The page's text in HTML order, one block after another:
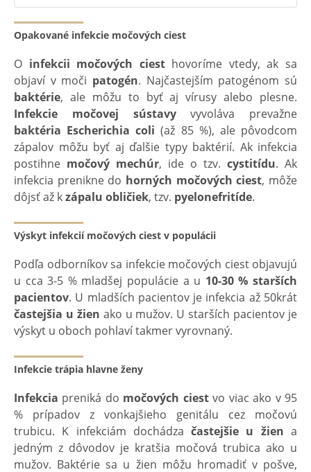
Opakované infekcie močových ciest
O infekcii močových ciesthovoríme vtedy, ak sa
objaví v moči patogén. Najčastejším patogénom sú
baktérie, ale môžu to byť aj vírusy alebo plesne.
Infekcie močovej sústavyvyvoláva prevažne
baktéria Escherichia coli (až 85 %), ale pôvodcom
zápalov môžu byť aj ďalšie typy baktérií. Ak infekcia
postihne močový mechúr, ide o tzv. cystitídu. Ak
infekcia prenikne do horných močových ciest, môže
dôjsť až kzápalu obličiek, tzv. pyelonefritíde.
Výskyt infekcií močových ciest v populácii
Podľa odborníkov sa infekcie močových ciest objavujú
u cca 3-5 % mladšej populácie a u 10-30 % starších
pacientov. U mladších pacientov je infekcia až 50krát
častejšia u žien ako u mužov. U starších pacientov je
výskyt u oboch pohlaví takmer vyrovnaný.
Infekcie trápia hlavne ženy
Infekcia preniká do močových ciestvo viac ako v 95
% prípadov z vonkajšieho genitálu cez močovú
trubicu. K infekciám dochádzačastejšie u žiena
jedným z dôvodov je kratšia močová trubica ako u
mužov. Baktérie sa u žien môžu hromadiť v pošve,